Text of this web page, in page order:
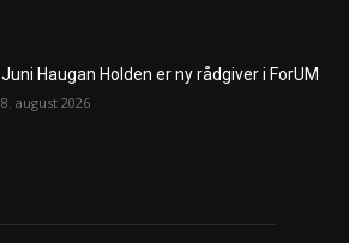
Juni Haugan Holden er ny rådgiver i ForUM
8. august 2026